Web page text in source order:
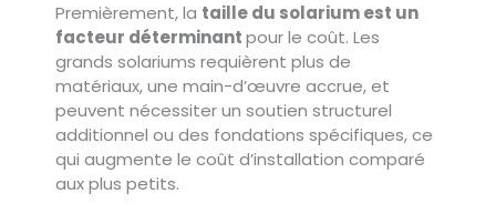
Premièrement, la taille du solarium est un
facteur déterminantpour le coût. Les
grands solariums requièrent plus de
matériaux, une main-d’œuvre accrue, et
peuvent nécessiter un soutien structurel
additionnel ou des fondations spécifiques, ce
qui augmente le coût d’installation comparé
aux plus petits.